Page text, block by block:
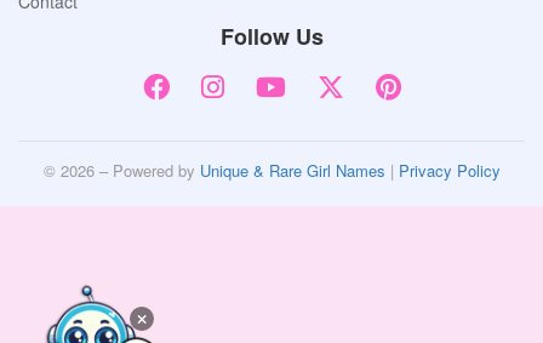
Follow Us
© 2026 – Powered by Unique & Rare Girl Names | Privacy Policy